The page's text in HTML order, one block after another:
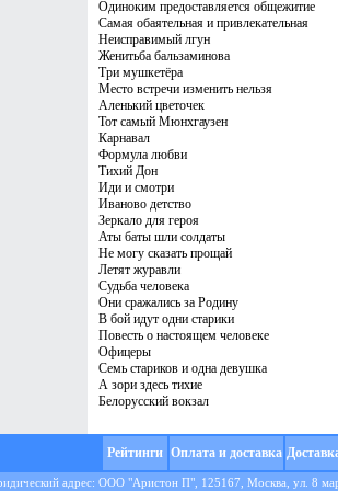
Одиноким предоставляется общежитие
Самая обаятельная и привлекательная
Неисправимый лгун
Женитьба бальзаминова
Три мушкетёра
Место встречи изменить нельзя
Аленький цветочек
Тот самый Мюнхгаузен
Карнавал
Формула любви
Тихий Дон
Иди и смотри
Иваново детство
Зеркало для героя
Аты баты шли солдаты
Не могу сказать прощай
Летят журавли
Судьба человека
Они сражались за Родину
В бой идут одни старики
Повесть о настоящем человеке
Офицеры
Семь стариков и одна девушка
А зори здесь тихие
Белорусский вокзал
Рейтинги Оплата и доставка
адрес: ООО "Аристон П", 125167, Москва, ул. 8